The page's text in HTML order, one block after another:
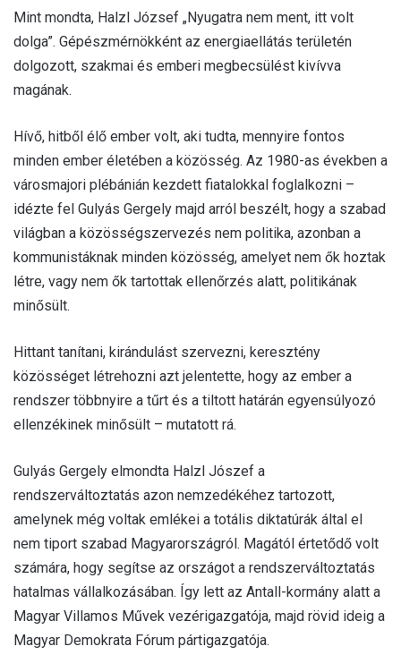
Mint mondta, Halzl József „Nyugatra nem ment, itt volt
dolga”. Gépészmérnökként az energiaellátás területén
dolgozott, szakmai és emberi megbecsülést kivívva
magának.
Hívő, hitből élő ember volt, aki tudta, mennyire fontos
minden ember életében a közösség. Az 1980-as években a
városmajori plébánián kezdett fiatalokkal foglalkozni –
idézte fel Gulyás Gergely majd arról beszélt, hogy a szabad
világban a közösségszervezés nem politika, azonban a
kommunistáknak minden közösség, amelyet nem ők hoztak
létre, vagy nem ők tartottak ellenőrzés alatt, politikának
minősült.
Hittant tanítani, kirándulást szervezni, keresztény
közösséget létrehozni azt jelentette, hogy az ember a
rendszer többnyire a tűrt és a tiltott határán egyensúlyozó
ellenzékinek minősült – mutatott rá.
Gulyás Gergely elmondta Halzl Jószef a
rendszerváltoztatás azon nemzedékéhez tartozott,
amelynek még voltak emlékei a totális diktatúrák által el
nem tiport szabad Magyarországról. Magától értetődő volt
számára, hogy segítse az országot a rendszerváltoztatás
hatalmas vállalkozásában. Így lett az Antall-kormány alatt a
Magyar Villamos Művek vezérigazgatója, majd rövid ideig a
Magyar Demokrata Fórum pártigazgatója.